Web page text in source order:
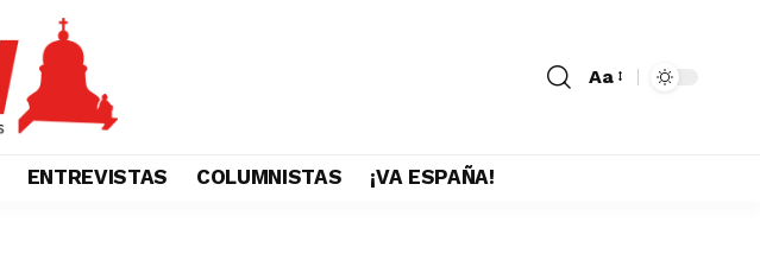
Aa
ENTREVISTAS COLUMNISTAS ¡VA ESPAÑA!